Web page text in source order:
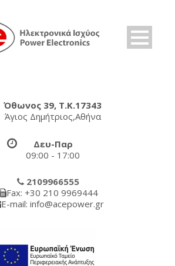
Όθωνος 39, Τ.Κ.17343
Άγιος Δημήτριος,Αθήνα
Δευ-Παρ
09:00 - 17:00
2109966555
Fax: +30 210 9969444
E-mail: info@acepower.gr